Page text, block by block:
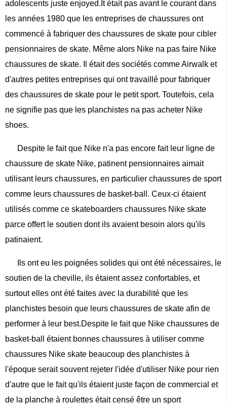
adolescents juste enjoyed.It était pas avant le courant dans
les années 1980 que les entreprises de chaussures ont
commencé à fabriquer des chaussures de skate pour cibler
pensionnaires de skate. Même alors Nike na pas faire Nike
chaussures de skate. Il était des sociétés comme Airwalk et
d'autres petites entreprises qui ont travaillé pour fabriquer
des chaussures de skate pour le petit sport. Toutefois, cela
ne signifie pas que les planchistes na pas acheter Nike
shoes.
Despite le fait que Nike n'a pas encore fait leur ligne de
chaussure de skate Nike, patinent pensionnaires aimait
utilisant leurs chaussures, en particulier chaussures de sport
comme leurs chaussures de basket-ball. Ceux-ci étaient
utilisés comme ce skateboarders chaussures Nike skate
parce offert le soutien dont ils avaient besoin alors qu'ils
patinaient.
Ils ont eu les poignées solides qui ont été nécessaires, le
soutien de la cheville, ils étaient assez confortables, et
surtout elles ont été faites avec la durabilité que les
planchistes besoin que leurs chaussures de skate afin de
performer à leur best.Despite le fait que Nike chaussures de
basket-ball étaient bonnes chaussures à utiliser comme
chaussures Nike skate beaucoup des planchistes à
l'époque serait souvent rejeter l'idée d'utiliser Nike pour rien
d'autre que le fait qu'ils étaient juste façon de commercial et
de la planche à roulettes était censé être un sport